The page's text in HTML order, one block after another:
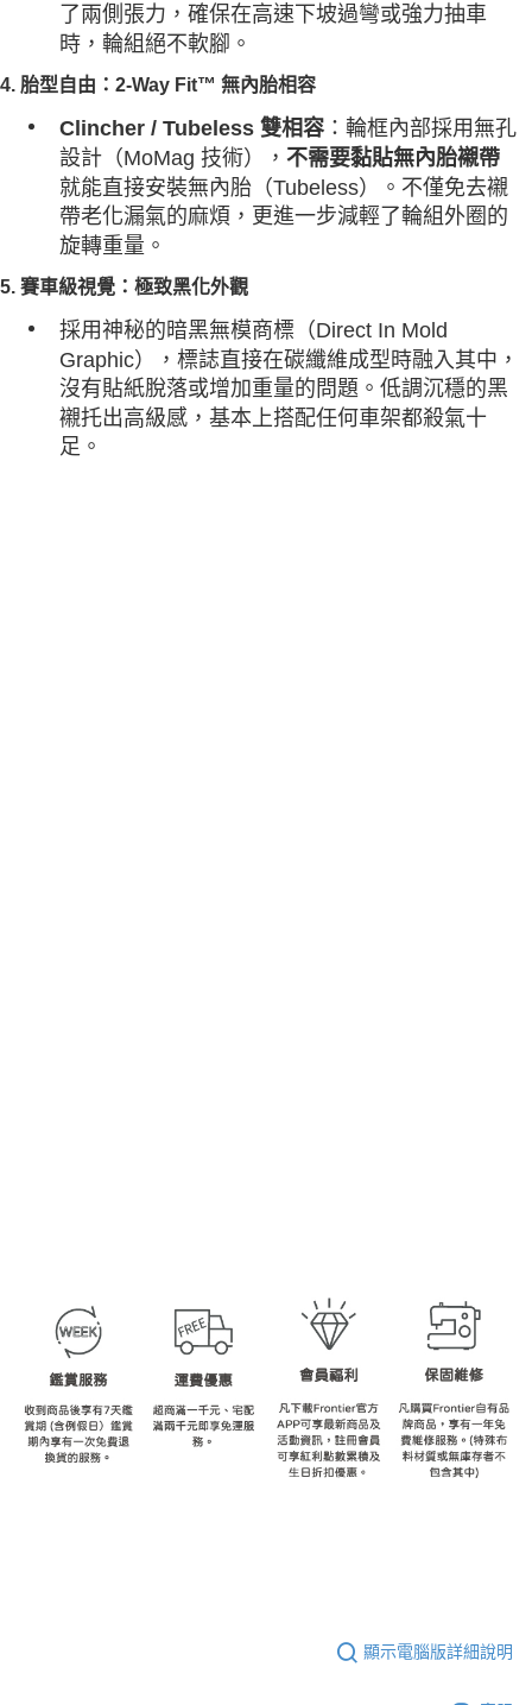
了兩側張力，確保在高速下坡過彎或強力抽車
時，輪組絕不軟腳。
4. 胎型自由：2-Way Fit™ 無內胎相容
Clincher / Tubeless 雙相容 ：輪框內部採用無孔
設計（MoMag 技術）， 不需要黏貼無內胎襯帶
就能直接安裝無內胎（Tubeless）。不僅免去襯
帶老化漏氣的麻煩，更進一步減輕了輪組外圈的
旋轉重量。
5. 賽車級視覺：極致黑化外觀
採用神秘的暗黑無模商標（Direct In Mold
Graphic）
，標誌直接在碳纖維成型時融入其中，
沒有貼紙脫落或增加重量的問題。低調沉穩的黑
襯托出高級感，基本上搭配任何車架都殺氣十
足。
顯示電腦版詳細說明